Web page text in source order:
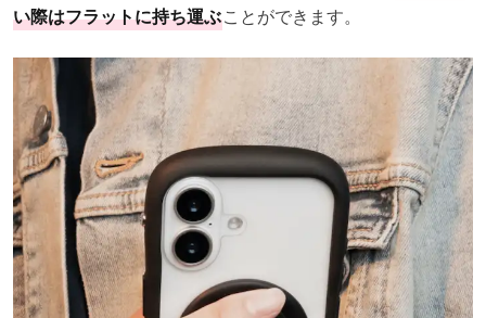
い際はフラットに持ち運ぶことができます。